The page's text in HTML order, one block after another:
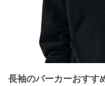
長袖のパーカーおすす